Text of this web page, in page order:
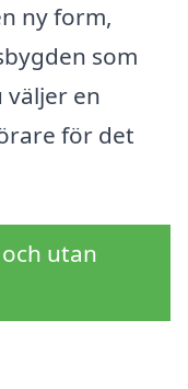
ny form,
som
väljer en
för det
utan